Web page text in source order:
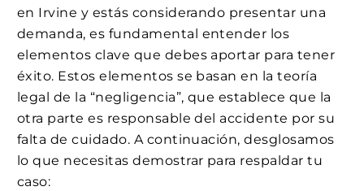
en Irvine y estás considerando presentar una
demanda, es fundamental entender los
elementos clave que debes aportar para tener
éxito. Estos elementos se basan en la teoría
legal de la “negligencia”, que establece que la
otra parte es responsable del accidente por su
falta de cuidado. A continuación, desglosamos
lo que necesitas demostrar para respaldar tu
caso: